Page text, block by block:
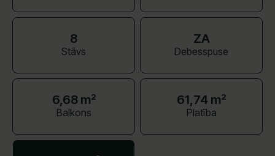
8
Stāvs
ZA
Debesspuse
6,68 m²
Balkons
61,74 m²
Platība